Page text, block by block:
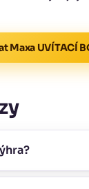
Maxa UVÍTACÍ